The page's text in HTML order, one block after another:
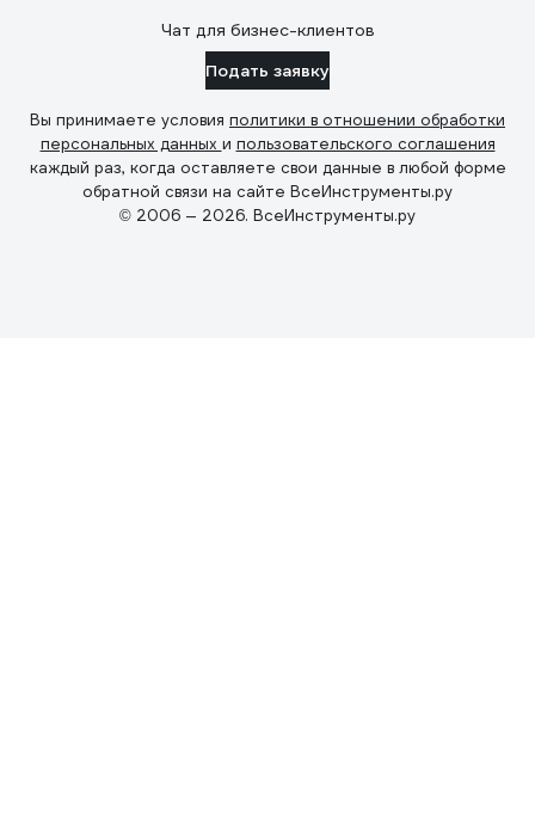
Чат для бизнес-клиентов
Подать заявку
Вы принимаете условия политики в отношении обработки
персональных данных и пользовательского соглашения
каждый раз, когда оставляете свои данные в любой форме
обратной связи на сайте ВсеИнструменты.ру
© 2006 — 2026. ВсеИнструменты.ру